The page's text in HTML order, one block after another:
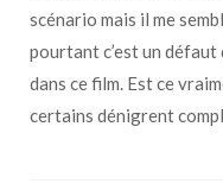
scénario mais il me
pourtant c’est un défaut
dans ce film. Est ce
certains dénigrent